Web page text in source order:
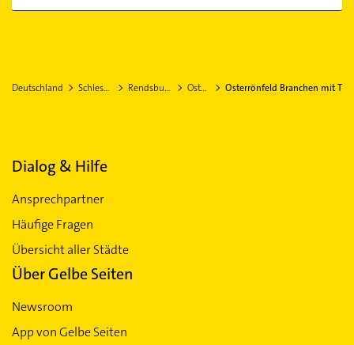
Deutschland Schleswig-Holstein Rendsburg-Eckernförde Osterrönfeld Osterrönfeld Branchen mit T
Dialog & Hilfe
Ansprechpartner
Häufige Fragen
Übersicht aller Städte
Über Gelbe Seiten
Newsroom
App von Gelbe Seiten